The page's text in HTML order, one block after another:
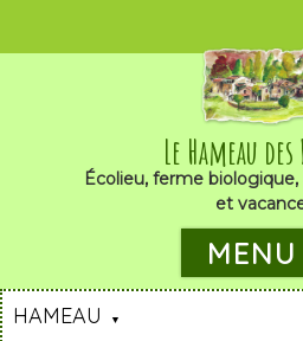
Le Hameau
Écolieu, ferme
et
MENU
HAMEAU